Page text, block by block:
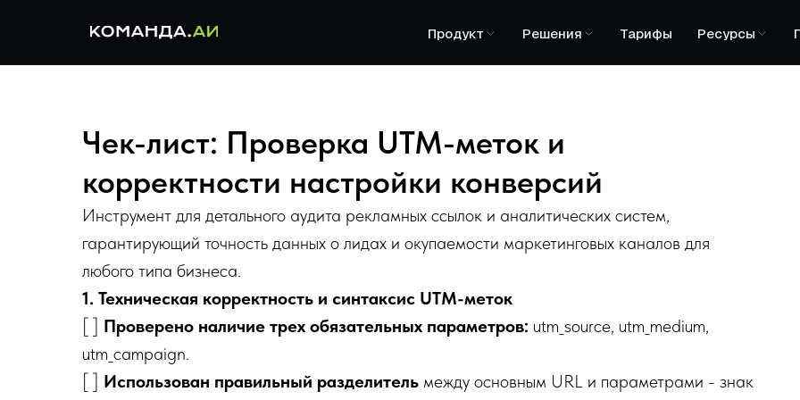
Продукт Решения Тарифы Ресурсы
Чек-лист: Проверка UTM-меток и
корректности настройки конверсий
Инструмент для детального аудита рекламных ссылок и аналитических систем,
гарантирующий точность данных о лидах и окупаемости маркетинговых каналов для
любого типа бизнеса.
1. Техническая корректность и синтаксис UTM-меток
[ ] Проверено наличие трех обязательных параметров: utm_source, utm_medium,
utm_campaign.
[ ] Использован правильный разделитель между основным URL и параметрами - знак